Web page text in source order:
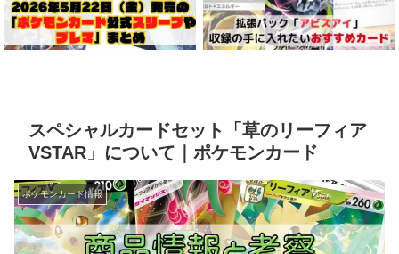
スペシャルカードセット「草のリーフィア
VSTAR」について｜ポケモンカード
ポケモンカード情報